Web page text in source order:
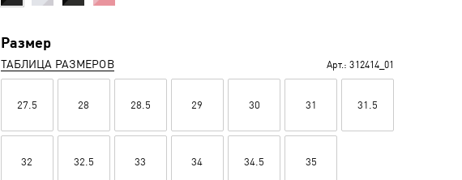
Размер
ТАБЛИЦА РАЗМЕРОВ Арт.: 312414_01
27.5 28 28.5 29 30 31 31.5
32 32.5 33 34 34.5 35